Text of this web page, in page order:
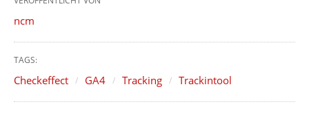
ncm
TAGS:
Checkeffect GA4 Tracking Trackintool